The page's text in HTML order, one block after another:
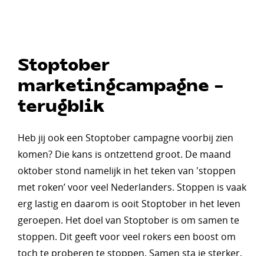
Stoptober
marketingcampagne -
terugblik
Heb jij ook een Stoptober campagne voorbij zien
komen? Die kans is ontzettend groot. De maand
oktober stond namelijk in het teken van 'stoppen
met roken’ voor veel Nederlanders. Stoppen is vaak
erg lastig en daarom is ooit Stoptober in het leven
geroepen. Het doel van Stoptober is om samen te
stoppen. Dit geeft voor veel rokers een boost om
toch te proberen te stoppen. Samen sta je sterker,